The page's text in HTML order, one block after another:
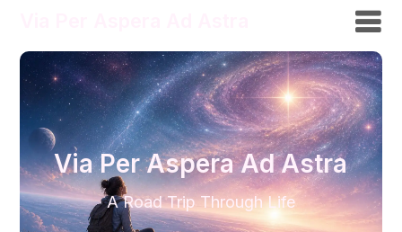
Via Per Aspera Ad Astra
A Road Trip Through Life